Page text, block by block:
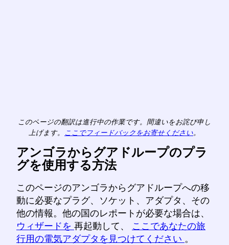
このページの翻訳は進行中の作業です。間違いをお詫び申し
上げます。
ここでフィードバックをお寄せください。
アンゴラからグアドループのプラ
グを使用する方法
このページのアンゴラからグアドループへの移
動に必要なプラグ、ソケット、アダプタ、その
他の情報。他の国のレポートが必要な場合は、
ウィザードを 再起動して、 ここであなたの旅
行用の電気アダプタを見つけてください 。